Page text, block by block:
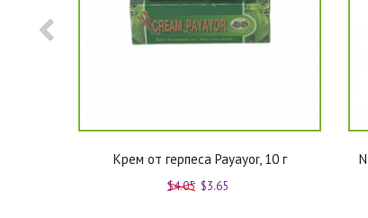
Крем от герпеса Payayor, 10 г
$4.05 $3.65